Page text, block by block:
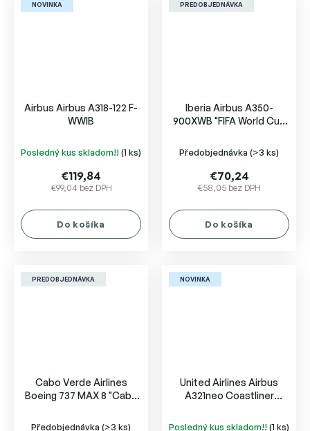
NOVINKA
Airbus Airbus A318-122 F-
WWIB
Posledný kus skladom!! (1 ks)
€99,04 bez DPH
€119,84
Do košíka
PREDOBJEDNÁVKA
Iberia Airbus A350-
900XWB "FIFA World Cup
Předobjednávka (>3 ks)
€58,05 bez DPH
€70,24
Do košíka
PREDOBJEDNÁVKA
Cabo Verde Airlines
Boeing 737 MAX 8 "Cabo
Předobjednávka (>3 ks)
NOVINKA
United Airlines Airbus
A321neo Coastliner
Posledný kus skladom!! (1 ks)